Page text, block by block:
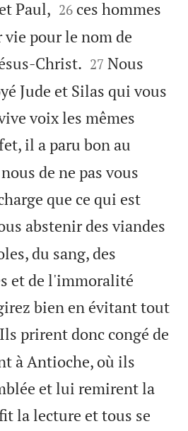
Paul, 

26 ces hommes
pour le nom de
Christ. 

27 Nous
Jude et Silas qui vous
voix les mêmes
il a paru bon au
de ne pas vous
que ce qui est
abstenir des viandes
du sang, des
et de l'immoralité
bien en évitant tout
Ils prirent donc congé de
à Antioche, où ils
et lui remirent la
la lecture et tous se